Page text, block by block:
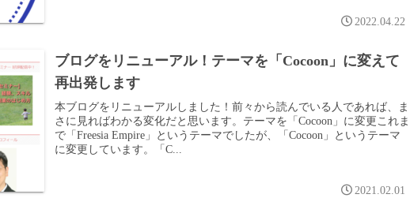
2022.04.22
ブログをリニューアル！テーマを「Cocoon」に変えて
再出発します
本ブログをリニューアルしました！前々から読んでいる人であれば、ま
さに見ればわかる変化だと思います。テーマを「Cocoon」に変更これま
で「Freesia Empire」というテーマでしたが、「Cocoon」というテーマ
に変更しています。「C...
2021.02.01